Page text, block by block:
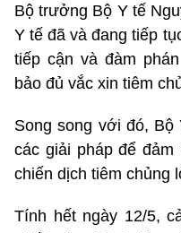
Bộ trưởng Bộ Y tế
Y tế đã và đang tiếp
tiếp cận và đàm
bảo đủ vắc xin tiêm
Song song với đó, Bộ
các giải pháp để
chiến dịch tiêm chủng
Tính hết ngày 12/5,